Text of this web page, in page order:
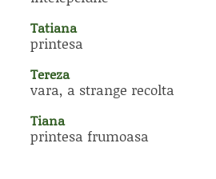
Tatiana
printesa
Tereza
vara, a strange recolta
Tiana
printesa frumoasa